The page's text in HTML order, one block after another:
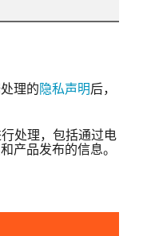
理的隐私声明后，
处理，包括通过电
产品发布的信息。